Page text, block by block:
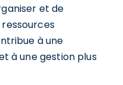
et de
à une
à une gestion plus